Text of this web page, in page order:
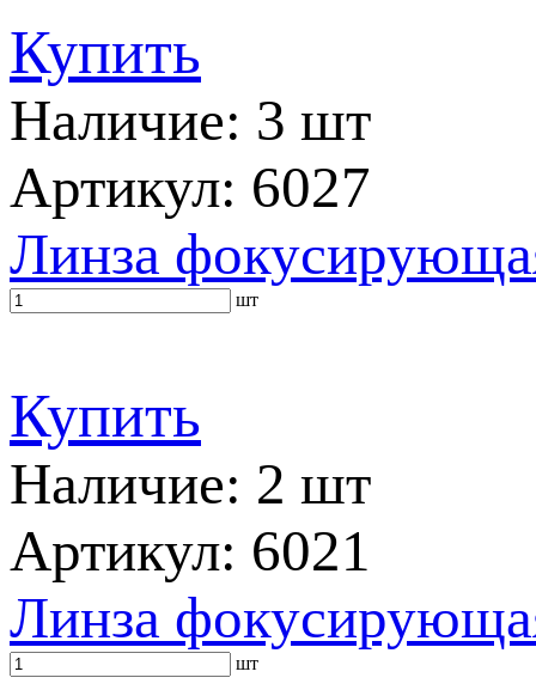
Купить
Наличие: 3 шт
Артикул: 6027
Линза
шт
Купить
Наличие: 2 шт
Артикул: 6021
Линза
шт